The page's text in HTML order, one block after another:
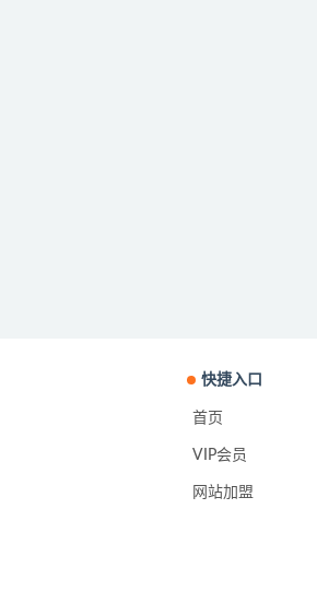
快捷入口
首页
VIP会员
网站加盟